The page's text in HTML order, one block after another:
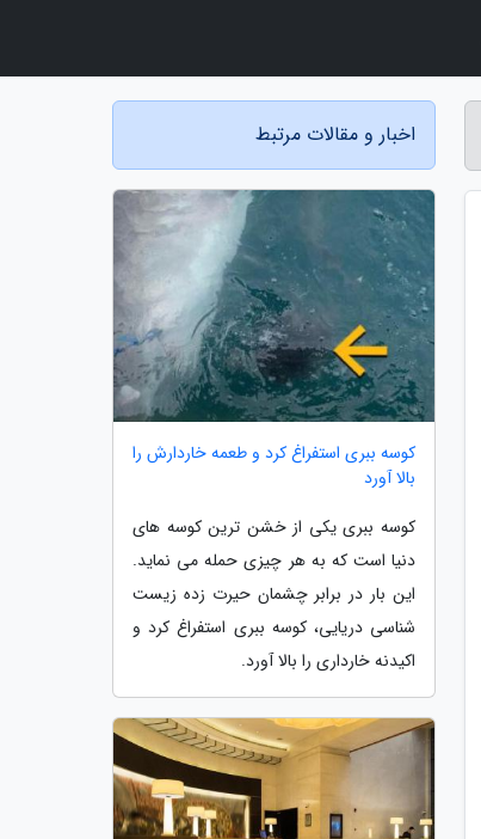
اخبار و مقالات مرتبط
کوسه ببری استفراغ کرد و طعمه خاردارش را
بالا آورد
کوسه ببری یکی از خشن ترین کوسه های
دنیا است که به هر چیزی حمله می نماید.
این بار در برابر چشمان حیرت زده زیست
شناسی دریایی، کوسه ببری استفراغ کرد و
اکیدنه خارداری را بالا آورد.